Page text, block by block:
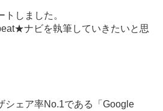
しました。
ナビを執筆していきたいと思
シェア率No.1である「Google